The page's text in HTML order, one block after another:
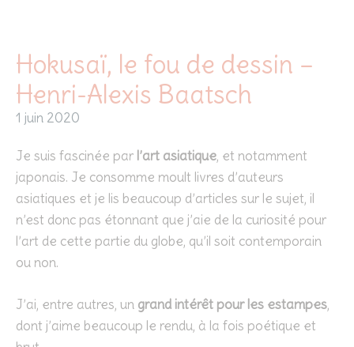
Hokusaï, le fou de dessin –
Henri-Alexis Baatsch
1 juin 2020
Je suis fascinée par l’art asiatique, et notamment
japonais. Je consomme moult livres d’auteurs
asiatiques et je lis beaucoup d’articles sur le sujet, il
n’est donc pas étonnant que j’aie de la curiosité pour
l’art de cette partie du globe, qu’il soit contemporain
ou non.
J’ai, entre autres, un grand intérêt pour les estampes,
dont j’aime beaucoup le rendu, à la fois poétique et